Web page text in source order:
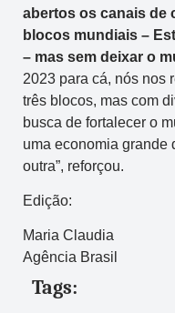
abertos os canais de
blocos mundiais –
– mas sem deixar o
2023 para cá, nós nos
três blocos, mas com
busca de fortalecer o
uma economia grande
outra”, reforçou.
Edição:
Maria Claudia
Agência Brasil
Tags: